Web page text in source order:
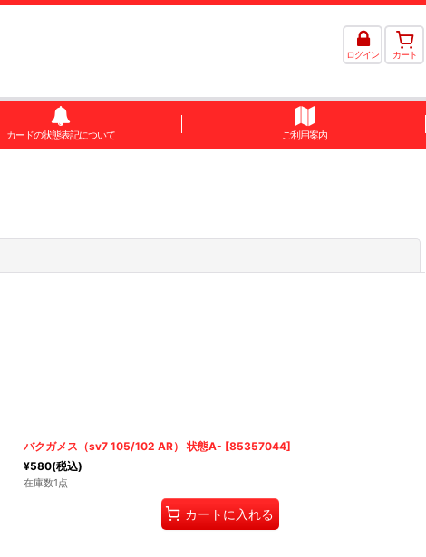
ログイン カート
カードの状態表記について ご利用案内
バクガメス（sv7 105/102 AR） 状態A- [85357044]
¥580(税込)
在庫数1点
カートに入れる